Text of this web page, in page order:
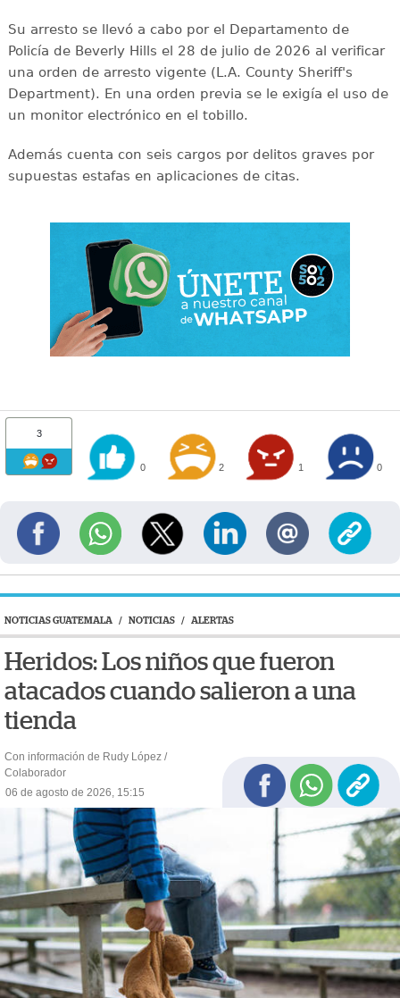
Su arresto se llevó a cabo por el Departamento de
Policía de Beverly Hills el 28 de julio de 2026 al verificar
una orden de arresto vigente (L.A. County Sheriff's
Department). En una orden previa se le exigía el uso de
un monitor electrónico en el tobillo.
Además cuenta con seis cargos por delitos graves por
supuestas estafas en aplicaciones de citas.
3
0 2 1 0
NOTICIAS GUATEMALA / NOTICIAS / ALERTAS
Heridos: Los niños que fueron
atacados cuando salieron a una
tienda
Con información de Rudy López /
Colaborador
06 de agosto de 2026, 15:15